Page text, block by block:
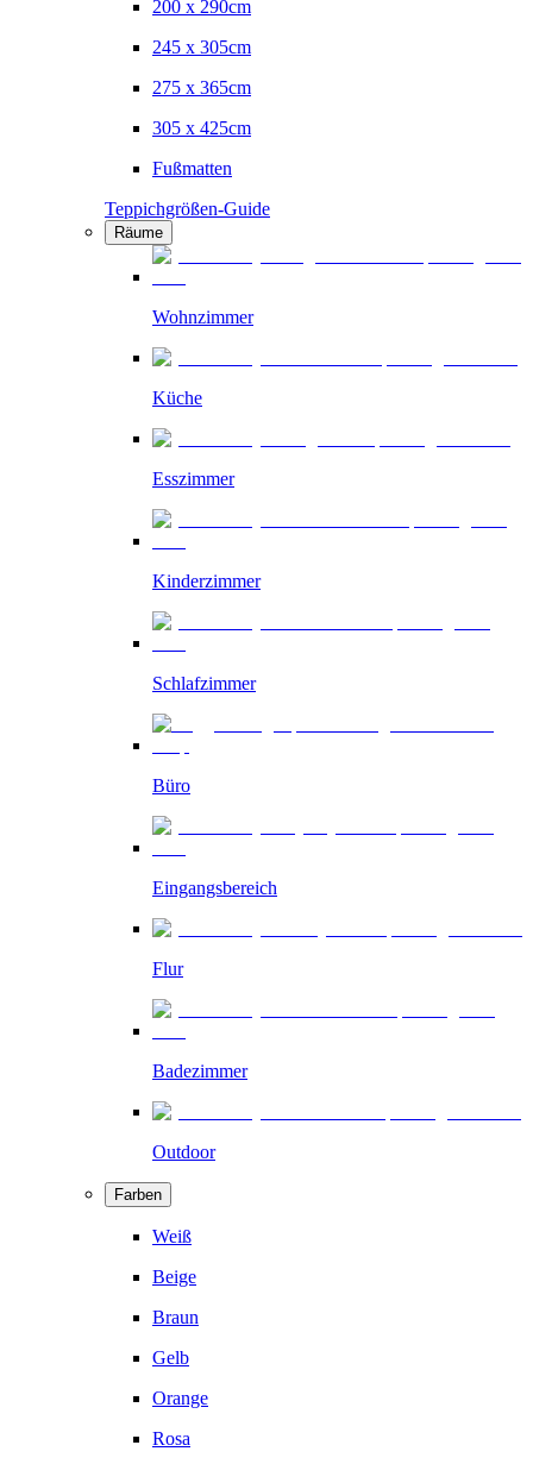
200 x 290cm
245 x 305cm
275 x 365cm
305 x 425cm
Fußmatten
Teppichgrößen-Guide
Räume
Wohnzimmer
Küche
Esszimmer
Kinderzimmer
Schlafzimmer
Büro
Eingangsbereich
Flur
Badezimmer
Outdoor
Farben
Weiß
Beige
Braun
Gelb
Orange
Rosa